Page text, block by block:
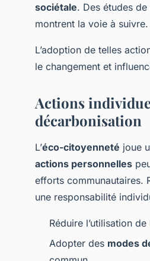
sociétale. Des études
montrent la voie à suivre.
L’adoption de telles
le changement et
Actions
décarbonisation
L’éco-citoyenneté joue
actions personnelles
efforts communautaires.
une responsabilité
Réduire l’utilisation
Adopter des modes